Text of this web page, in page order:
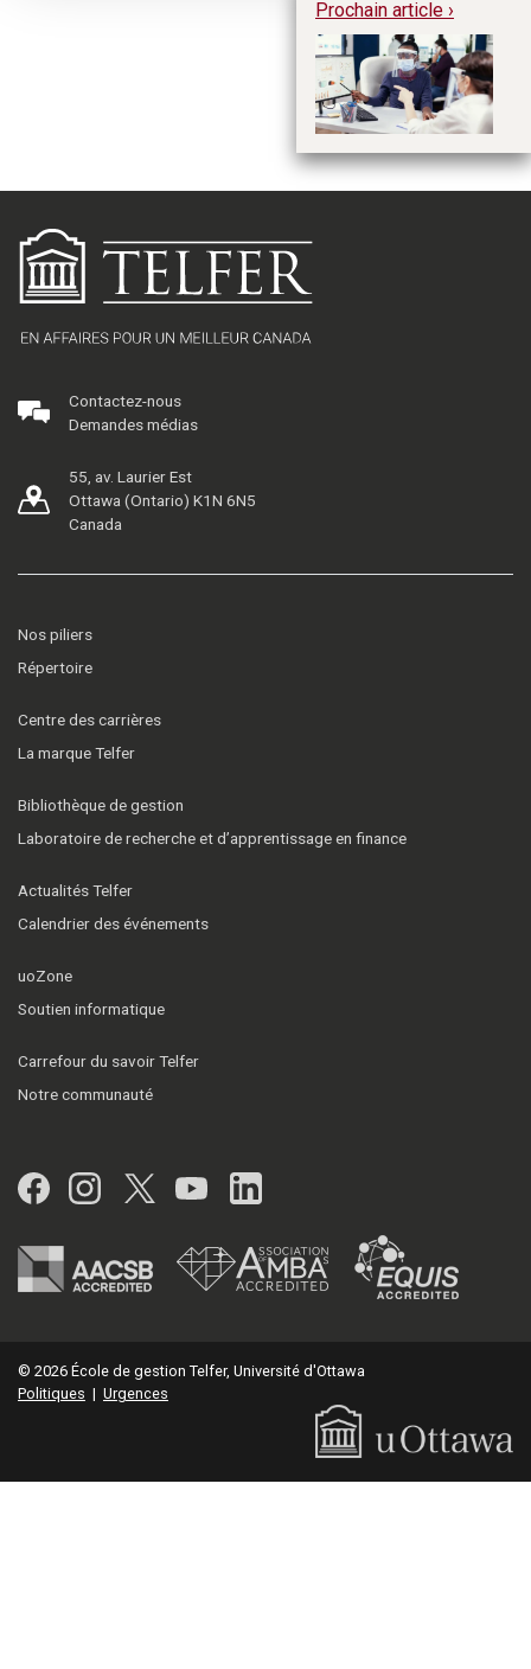
Prochain article ›
Contactez-nous
Demandes médias
55, av. Laurier Est
Ottawa (Ontario) K1N 6N5
Canada
Nos piliers
Répertoire
Centre des carrières
La marque Telfer
Bibliothèque de gestion
Laboratoire de recherche et d’apprentissage en finance
Actualités Telfer
Calendrier des événements
uoZone
Soutien informatique
Carrefour du savoir Telfer
Notre communauté
Facebook
Instagram
Twitter
YouTubeLinkedIn
© 2026 École de gestion Telfer, Université d'Ottawa
Politiques | Urgences